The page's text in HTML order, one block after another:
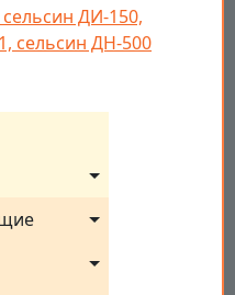
ДИ-150,
cельсин ДН-500